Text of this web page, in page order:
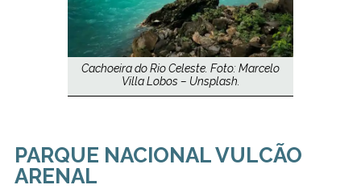
Cachoeira do Rio Celeste. Foto: Marcelo
Villa Lobos – Unsplash.
PARQUE NACIONAL VULCÃO
ARENAL